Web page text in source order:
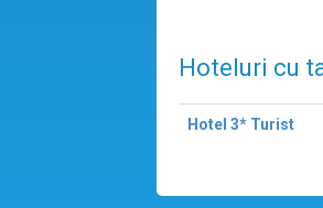
Hoteluri cu
Hotel 3* Turist